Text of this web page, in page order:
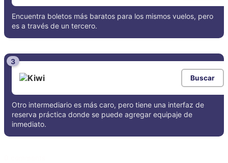
Encuentra boletos más baratos para los mismos vuelos, pero
es a través de un tercero.
3
Buscar
Otro intermediario es más caro, pero tiene una interfaz de
reserva práctica donde se puede agregar equipaje de
inmediato.